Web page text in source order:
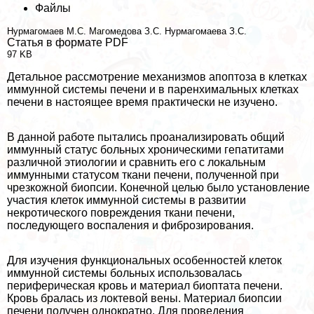
Файлы
Нурмагомаев М.С. Магомедова З.С. Нурмагомаева З.С.
Статья в формате PDF
97 KB
Детальное рассмотрение механизмов апоптоза в клетках
иммунной системы печени и в паренхимальных клетках
печени в настоящее время пpaктически не изучено.
В данной работе пытались проанализировать общий
иммунный статус больных хроническими гепатитами
различной этиологии и сравнить его с локальным
иммунными статусом ткани печени, полученной при
чрезкожной биопсии. Конечной целью было установление
участия клеток иммунной системы в развитии
некротического повреждения ткани печени,
последующего воспаления и фиброзирования.
Для изучения функциональных особенностей клеток
иммунной системы больных использовалась
периферическая кровь и материал биоптата печени.
Кровь бралась из локтевой вены. Материал биопсии
печени получен однократно. Для проведения